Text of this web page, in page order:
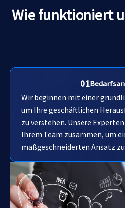
Wie funktioniert
01
Wir beginnen mit einer
um Ihre geschäftlichen
zu verstehen. Unsere
Ihrem Team zusammen, um
maßgeschneiderten Ansatz